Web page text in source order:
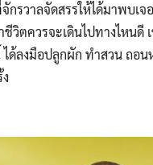
กรวาลจัดสรรให้ได้มาพบเ
วิตควรจะเดินไปทางไหนดี
ด้ลงมือปลูกผัก ทำสวน ถอ